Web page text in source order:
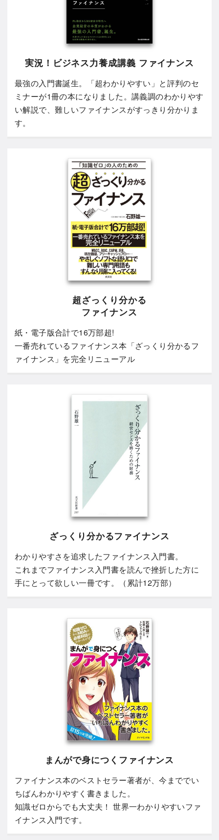
実況！ビジネス力養成講義 ファイナンス
最強の入門書誕生。「超わかりやすい」と評判のセ
ミナーが1冊の本になりました。講義調のわかりやす
い解説で、難しいファイナンスがすっきり分かりま
す。
超ざっくり分かる
ファイナンス
紙・電子版合計で16万部超!
一番売れているファイナンス本「ざっくり分かるフ
ァイナンス」を完全リニューアル
ざっくり分かるファイナンス
わかりやすさを追求したファイナンス入門書。
これまでファイナンス入門書を読んで挫折した方に
手にとって欲しい一冊です。（累計12万部）
まんがで身につくファイナンス
ファイナンス本のベストセラー著者が、今まででい
ちばんわかりやすく書きました。
知識ゼロからでも大丈夫！ 世界一わかりやすいファ
イナンス入門です。